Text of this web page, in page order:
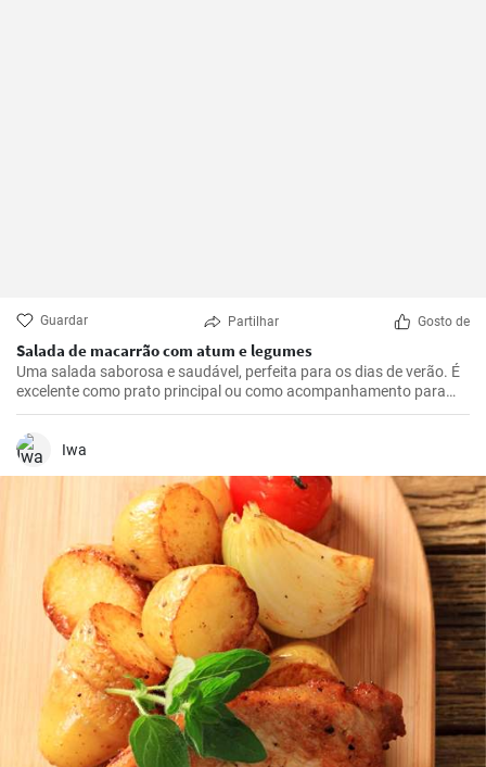
Guardar Partilhar Gosto de
Salada de macarrão com atum e legumes
Uma salada saborosa e saudável, perfeita para os dias de verão. É
excelente como prato principal ou como acompanhamento para
carnes grelhadas. Esta receita é rápida e fácil de preparar.
Iwa